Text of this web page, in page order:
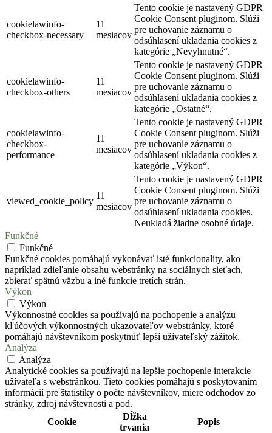
cookielawinfo-
checkbox-necessary
11
mesiacov
Tento cookie je nastavený GDPR
Cookie Consent pluginom. Slúži
pre uchovanie záznamu o
odsúhlasení ukladania cookies z
kategórie „Nevyhnutné“.
cookielawinfo-
checkbox-others
11
mesiacov
Tento cookie je nastavený GDPR
Cookie Consent pluginom. Slúži
pre uchovanie záznamu o
odsúhlasení ukladania cookies z
kategórie „Ostatné“.
cookielawinfo-
checkbox-
performance
11
mesiacov
Tento cookie je nastavený GDPR
Cookie Consent pluginom. Slúži
pre uchovanie záznamu o
odsúhlasení ukladania cookies z
kategórie „Výkon“.
viewed_cookie_policy
11
mesiacov
Tento cookie je nastavený GDPR
Cookie Consent pluginom. Slúži
pre uchovanie záznamu o
odsúhlasení ukladania cookies.
Neukladá žiadne osobné údaje.
Funkčné
Funkčné
Funkčné cookies pomáhajú vykonávať isté funkcionality, ako
napríklad zdieľanie obsahu webstránky na sociálnych sieťach,
zbierať spätnú väzbu a iné funkcie tretích strán.
Výkon
Výkon
Výkonnostné cookies sa používajú na pochopenie a analýzu
kľúčových výkonnostných ukazovateľov webstránky, ktoré
pomáhajú návštevníkom poskytnúť lepší užívateľský zážitok.
Analýza
Analýza
Analytické cookies sa používajú na lepšie pochopenie interakcie
užívateľa s webstránkou. Tieto cookies pomáhajú s poskytovaním
informácií pre štatistiky o počte návštevníkov, miere odchodov zo
stránky, zdroj návštevnosti a pod.
Cookie
Dĺžka
trvania
Popis